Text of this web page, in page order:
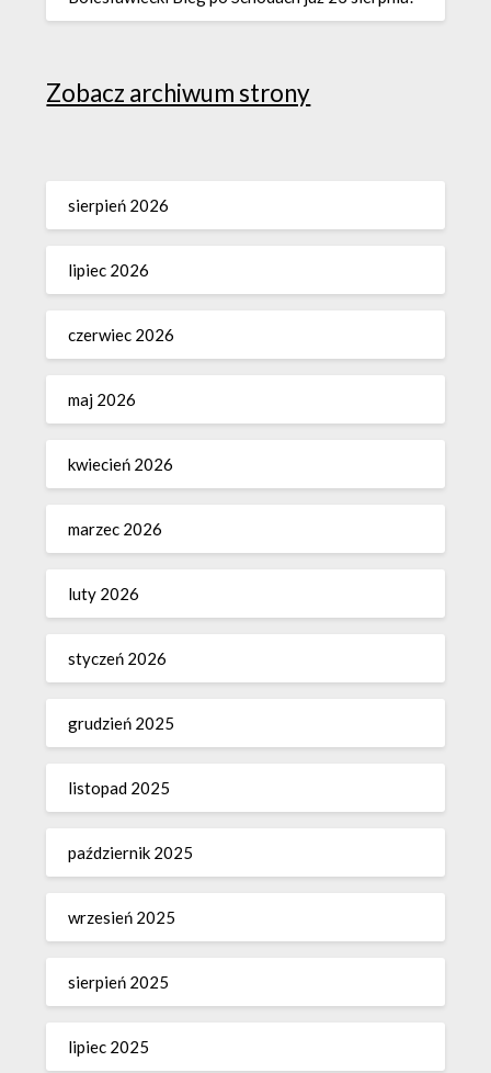
Zobacz archiwum strony
sierpień 2026
lipiec 2026
czerwiec 2026
maj 2026
kwiecień 2026
marzec 2026
luty 2026
styczeń 2026
grudzień 2025
listopad 2025
październik 2025
wrzesień 2025
sierpień 2025
lipiec 2025